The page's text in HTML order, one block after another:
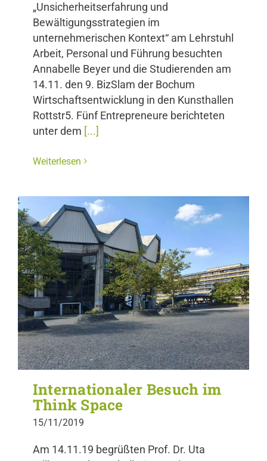
„Unsicherheitserfahrung und
Bewältigungsstrategien im
unternehmerischen Kontext“ am Lehrstuhl
Arbeit, Personal und Führung besuchten
Annabelle Beyer und die Studierenden am
14.11. den 9. BizSlam der Bochum
Wirtschaftsentwicklung in den Kunsthallen
Rottstr5. Fünf Entrepreneure berichteten
unter dem [...]
Weiterlesen
Internationaler Besuch im
Think Space
15/11/2019
Am 14.11.19 begrüßten Prof. Dr. Uta